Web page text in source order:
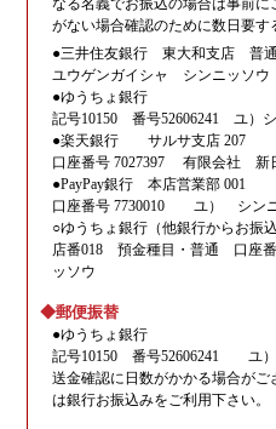
なる名義でお振込の場合は事前
がない場合確認のために数日要す
●三井住友銀行 東大和支店 普
ユウゲンガイシャ シンニッソウ
●ゆうちょ銀行
記号10150 番号52606241 ユ）
●楽天銀行 サルサ支店 207
口座番号 7027397 有限会社 新
●PayPay銀行 本店営業部 001
口座番号 7730010 ユ） シン
○ゆうちょ銀行（他銀行からお振
店番018 預金種目・普通 口座番
ッソウ
◆郵便振替
●ゆうちょ銀行
記号10150 番号52606241 ユ）
送金確認に日数がかかる場合が
は銀行お振込みをご利用下さい。